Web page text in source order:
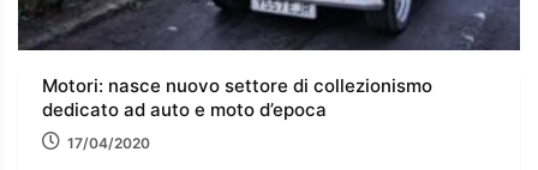
Motori: nasce nuovo settore di collezionismo
dedicato ad auto e moto d’epoca
17/04/2020